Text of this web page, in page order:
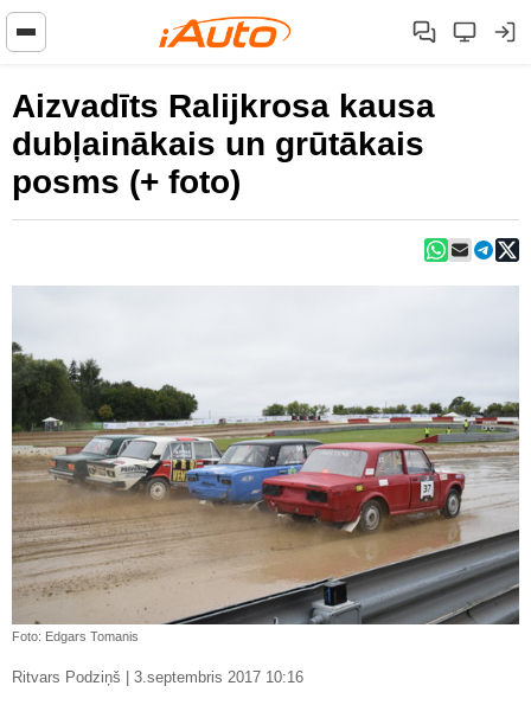
Aizvadīts Ralijkrosa kausa
dubļainākais un grūtākais
posms (+ foto)
Foto: Edgars Tomanis
Ritvars Podziņš | 3.septembris 2017 10:16